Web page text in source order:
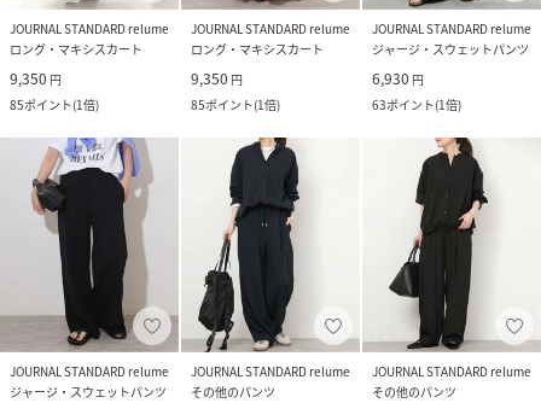
JOURNAL STANDARD relume
ロング・マキシスカート
9,350 円
85ポイント(1倍)
JOURNAL STANDARD relume
ロング・マキシスカート
9,350 円
85ポイント(1倍)
JOURNAL STANDARD relume
ジャージ・スウェットパンツ
6,930 円
63ポイント(1倍)
JOURNAL STANDARD relume
ジャージ・スウェットパンツ
JOURNAL STANDARD relume
その他のパンツ
JOURNAL STANDARD relume
その他のパンツ